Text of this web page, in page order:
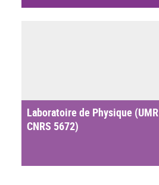
Laboratoire de Physique (UMR
CNRS 5672)